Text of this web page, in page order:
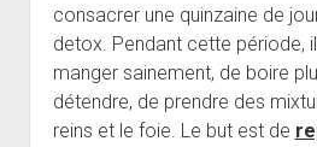
consacrer une quinzaine de
detox. Pendant cette période,
manger sainement, de boire
détendre, de prendre des
reins et le foie. Le but est de